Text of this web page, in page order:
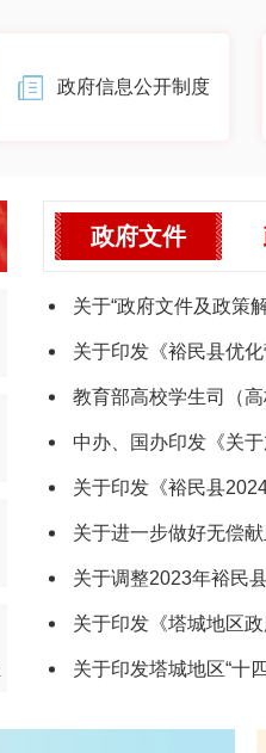
政府信息公开制度
政府文件
关于“政府文件及政策
关于印发《裕民县优
教育部高校学生司（
中办、国办印发《关
关于印发《裕民县
关于进一步做好无偿
关于调整2023年裕民
关于印发《塔城地区
关于印发塔城地区“十